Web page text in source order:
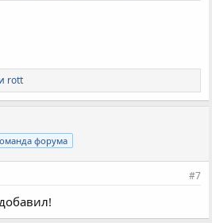
и rott
форума
#7